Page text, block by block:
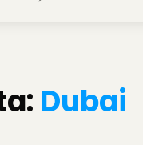
Dubai